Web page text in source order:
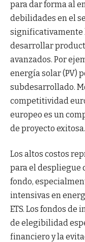
para dar forma al
debilidades en el
significativamente
desarrollar
avanzados. Por
energía solar (PV)
subdesarrollado.
competitividad
europeo es un
de proyecto exitosa.
Los altos costos
para el despliegue
fondo,
intensivas en
ETS. Los fondos
de elegibilidad
financiero y la